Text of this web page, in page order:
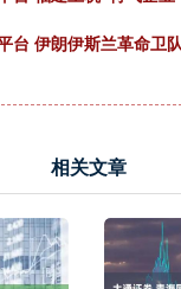
台 伊朗伊斯兰革命卫
相关文章